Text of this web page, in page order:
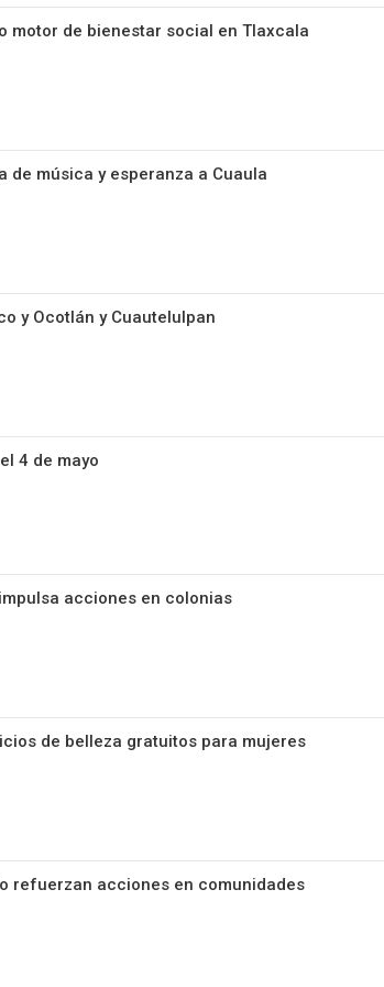
motor de bienestar social en Tlaxcala
de música y esperanza a Cuaula
y Ocotlán y Cuautelulpan
4 de mayo
acciones en colonias
de belleza gratuitos para mujeres
refuerzan acciones en comunidades